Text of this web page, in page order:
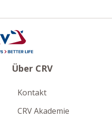
Über CRV
Kontakt
CRV Akademie